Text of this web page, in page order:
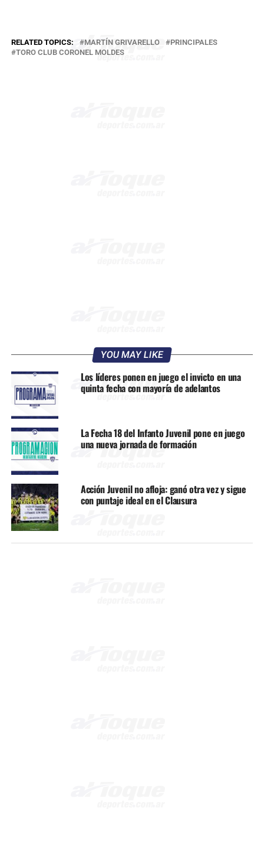
RELATED TOPICS: MARTÍN GRIVARELLO
PRINCIPALES
TORO CLUB CORONEL MOLDES
YOU MAY LIKE
Los líderes ponen en juego el invicto en una
quinta fecha con mayoría de adelantos
La Fecha 18 del Infanto Juvenil pone en juego
una nueva jornada de formación
Acción Juvenil no afloja: ganó otra vez y sigue
con puntaje ideal en el Clausura